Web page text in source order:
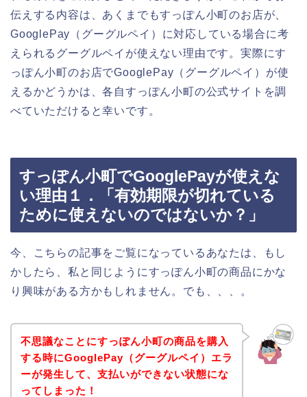
伝えする内容は、あくまでもすっぽん小町のお店が、
GooglePay（グーグルペイ）に対応している場合に考
えられるグーグルペイが使えない理由です。実際にす
っぽん小町のお店でGooglePay（グーグルペイ）が使
えるかどうかは、各自すっぽん小町の公式サイトを調
べていただけると幸いです。
すっぽん小町でGooglePayが使えな
い理由１．「有効期限が切れている
ために使えないのではないか？」
今、こちらの記事をご覧になっているあなたは、もし
かしたら、私と同じようにすっぽん小町の商品にかな
り興味がある方かもしれません。でも、、、。
不思議なことにすっぽん小町の商品を購入
する時にGooglePay（グーグルペイ）エラ
ーが発生して、支払いができない状態にな
ってしまった！